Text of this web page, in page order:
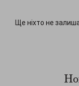
Ще ніхто не